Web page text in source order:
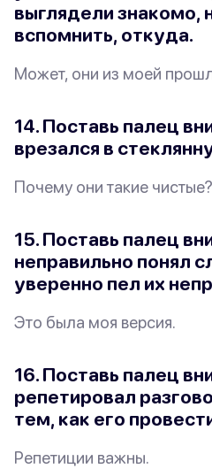
выглядели знакомо,
вспомнить, откуда.
Может, они из моей
14. Поставь палец
врезался в
Почему они такие
15. Поставь палец
неправильно понял
уверенно пел их
Это была моя версия.
16. Поставь палец
репетировал
тем, как его
Репетиции важны.